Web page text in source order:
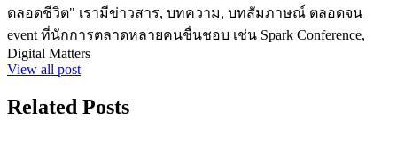
ตลอดชีวิต" เรามีข่าวสาร, บทความ, บทสัมภาษณ์ ตลอดจน
event ที่นักการตลาดหลายคนชื่นชอบ เช่น Spark Conference,
Digital Matters
View all post
Related Posts